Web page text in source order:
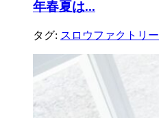
年春夏は...
タグ: スロウファクトリー